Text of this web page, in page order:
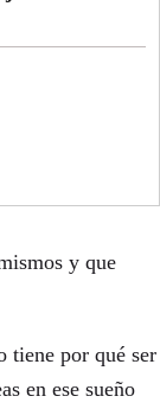
y que
tiene por qué ser
en ese sueño